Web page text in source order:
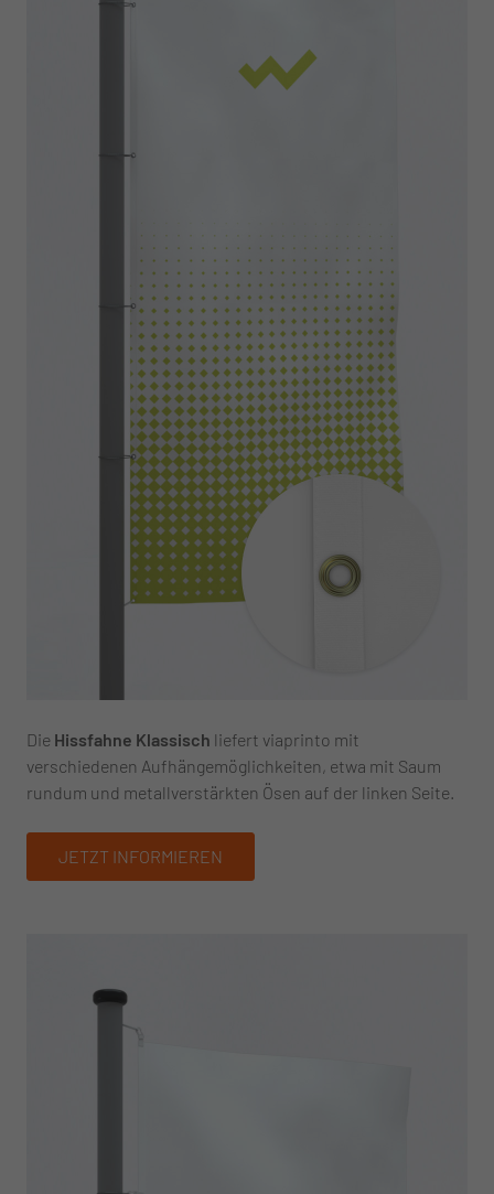
Die Hissfahne Klassisch liefert viaprinto mit
verschiedenen Aufhängemöglichkeiten, etwa mit Saum
rundum und metallverstärkten Ösen auf der linken Seite.
JETZT INFORMIEREN